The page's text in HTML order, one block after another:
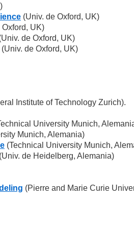
(Univ. de Oxford, UK)
Oxford, UK)
de Oxford, UK)
(Univ. de Oxford, UK)
Institute of Technology Zurich).
University Munich,
Munich, Alemania)
(Technical University Munich,
(Univ. de Heidelberg, Alemania)
(Pierre and Marie Curie